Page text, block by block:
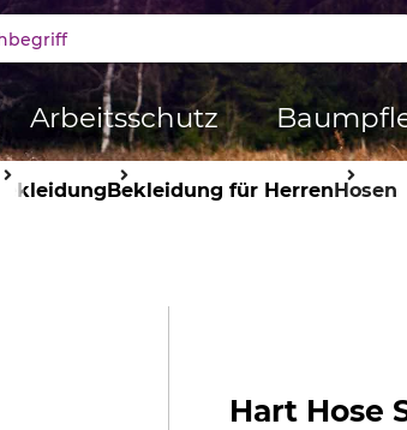
Arbeitsschutz
BekleidungBekleidung für HerrenHosen
Hart Hose